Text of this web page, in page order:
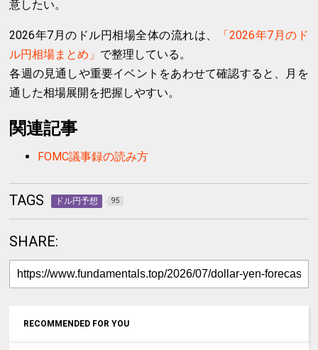
意したい。
2026年7月のドル円相場全体の流れは、
「2026年7月のド
ル円相場まとめ」 で整理している。
各週の見通しや重要イベントをあわせて確認すると、月を
通した相場展開を把握しやすい。
関連記事
FOMC議事録の読み方
TAGS ドル円予想 95
SHARE:
RECOMMENDED FOR YOU